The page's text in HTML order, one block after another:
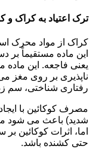
ترک اعتیاد به کراک و
کراک از مواد محرک
این ماده مستقیماً بر
یعنی فاجعه. این
ناپذیری بر روی مغز
رفتاری شناختی، سم
مصرف کوکائین با
شدید) باعث می شود
اما، اثرات کوکائین
حتی کشنده باشد.